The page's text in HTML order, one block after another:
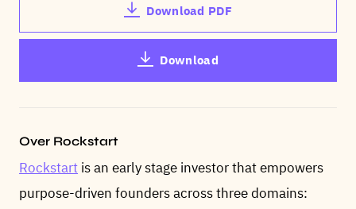
Download PDF
Download
Over Rockstart
Rockstart is an early stage investor that empowers
purpose-driven founders across three domains: